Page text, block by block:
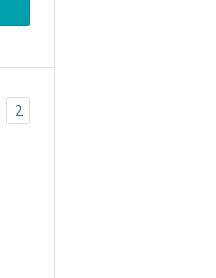
2